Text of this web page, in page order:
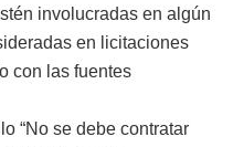
involucradas en algún
en licitaciones
con las fuentes
“No se debe contratar